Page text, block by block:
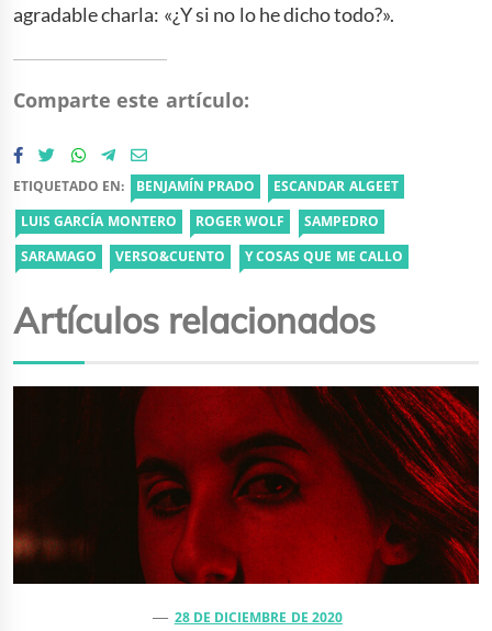
agradable charla: «¿Y si no lo he dicho todo?».
Comparte este artículo:
ETIQUETADO EN: BENJAMÍN PRADO
ESCANDAR ALGEET
LUIS GARCÍA MONTERO
ROGER WOLF
SAMPEDRO
SARAMAGO
VERSO&CUENTO Y COSAS QUE ME CALLO
Artículos relacionados
28 DE DICIEMBRE DE 2020